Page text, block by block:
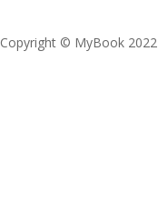
Copyright © MyBook 2022